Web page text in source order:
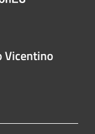
Vicentino